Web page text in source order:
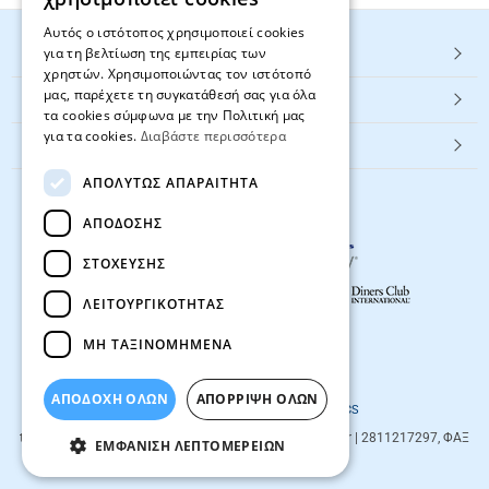
HOT ΚΑΤΗΓΟΡΙΕΣ
ΕΞΥΠΗΡΕΤΗΣΗ ΠΕΛΑΤΩΝ
Textbook.gr
© 2026 textbook.gr All rights reserved
Designed & developed by
NETMECHANICS
textbook.gr
| info@textbook.gr | 2811217297, ΦΑΞ
2810283273
Αυτός ο ιστότοπος χρησιμοποιεί cookies
για τη βελτίωση της εμπειρίας των
χρηστών. Χρησιμοποιώντας τον ιστότοπό
μας, παρέχετε τη συγκατάθεσή σας για όλα
τα cookies σύμφωνα με την Πολιτική μας
για τα cookies. Διαβάστε περισσότερα
ΑΠΟΛΎΤΩΣ ΑΠΑΡΑΊΤΗΤΑ
ΑΠΌΔΟΣΗΣ
ΣΤΌΧΕΥΣΗΣ
ΛΕΙΤΟΥΡΓΙΚΌΤΗΤΑΣ
ΜΗ ΤΑΞΙΝΟΜΗΜΈΝΑ
ΑΠΟΔΟΧΗ ΟΛΩΝ ΑΠΌΡΡΙΨΗ ΌΛΩΝ
ΕΜΦΆΝΙΣΗ ΛΕΠΤΟΜΕΡΕΙΏΝ